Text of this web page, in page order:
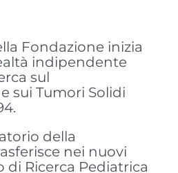
Fondazione inizia
indipendente
sul
sui Tumori Solidi
della
nei nuovi
di Ricerca Pediatrica